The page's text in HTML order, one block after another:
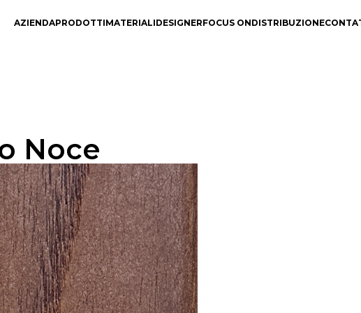
AZIENDAPRODOTTIMATERIALIDESIGNERFOCUS ONDISTRIBUZIONE
Noce